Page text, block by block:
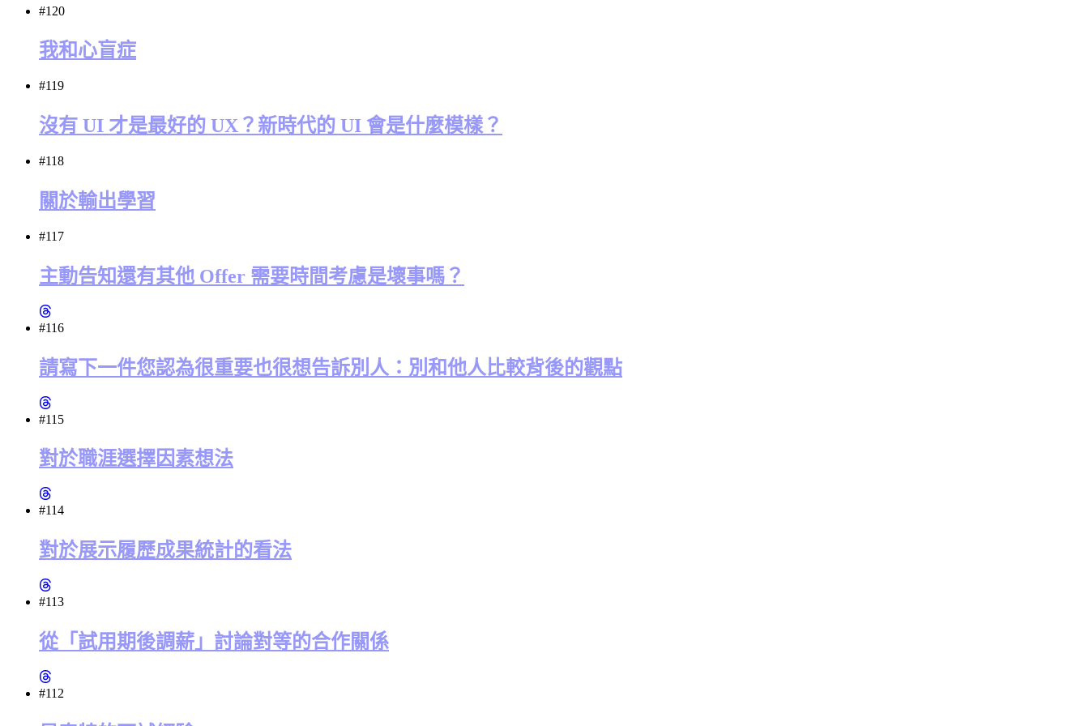
#120
我和心盲症
#119
沒有 UI 才是最好的 UX？新時代的 UI 會是什麼模樣？
#118
關於輸出學習
#117
主動告知還有其他 Offer 需要時間考慮是壞事嗎？
#116
請寫下一件您認為很重要也很想告訴別人：別和他人比較背後的觀點
#115
對於職涯選擇因素想法
#114
對於展示履歷成果統計的看法
#113
從「試用期後調薪」討論對等的合作關係
#112